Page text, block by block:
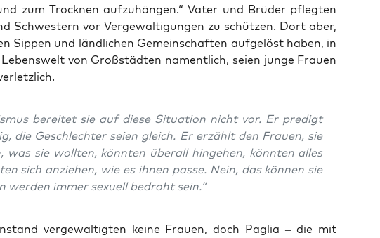
zum Trock­nen auf­zu­hän­gen.“ Väter und Brü­der pfleg­ten
Schwes­tern vor Ver­ge­wal­ti­gun­gen zu schüt­zen. Dort aber,
Sip­pen und länd­li­chen Gemein­schaf­ten auf­ge­löst haben, in
von Groß­städ­ten nament­lich, sei­en jun­ge Frau­en
berei­tet sie auf die­se Situa­ti­on nicht vor. Er pre­digt
die Geschlech­ter sei­en gleich. Er erzählt den Frau­en, sie
was sie woll­ten, könn­ten über­all hin­ge­hen, könn­ten alles
sich anzie­hen, wie es ihnen pas­se. Nein, das kön­nen sie
wer­den immer sexu­ell bedroht sein.“
ver­ge­wal­tig­ten kei­ne Frau­en, doch Paglia – die mit